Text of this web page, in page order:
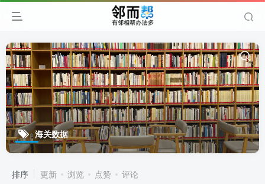
海关数据
排序 更新 浏览 点赞 评论